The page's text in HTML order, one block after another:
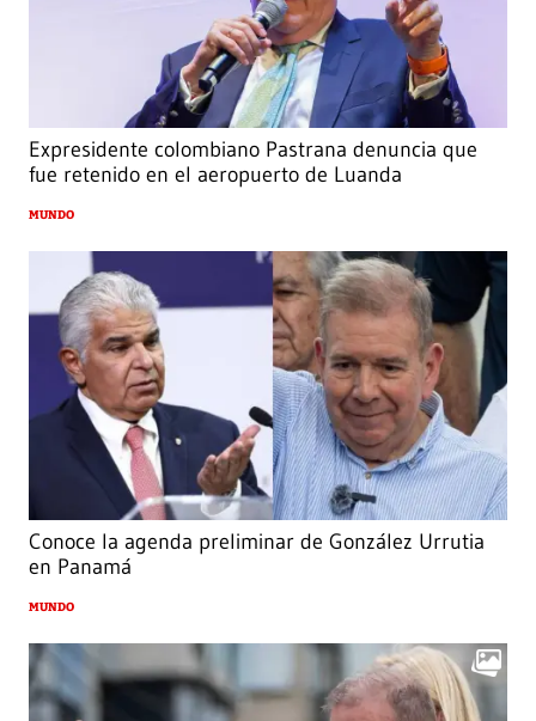
Expresidente colombiano Pastrana denuncia que
fue retenido en el aeropuerto de Luanda
MUNDO
Conoce la agenda preliminar de González Urrutia
en Panamá
MUNDO